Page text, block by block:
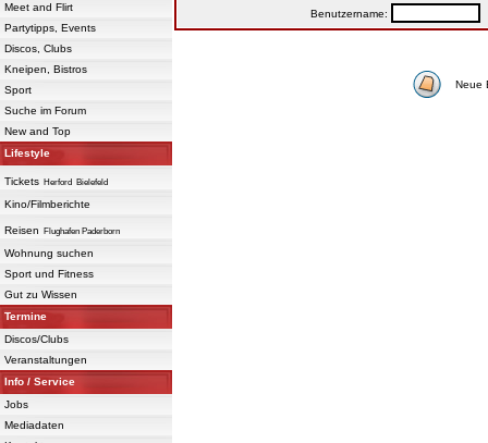
Meet and Flirt
Partytipps, Events
Discos, Clubs
Kneipen, Bistros
Sport
Suche im Forum
New and Top
Lifestyle
Tickets Herford Bielefeld
Kino/Filmberichte
Reisen Flughafen Paderborn
Wohnung suchen
Sport und Fitness
Gut zu Wissen
Termine
Discos/Clubs
Veranstaltungen
Info / Service
Jobs
Mediadaten
Benutzername:
Neue